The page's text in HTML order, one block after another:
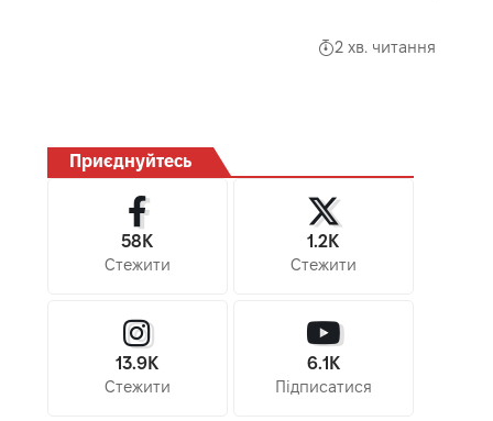
2 хв. читання
Приєднуйтесь
58K
Стежити
1.2K
Стежити
13.9K
Стежити
6.1K
Підписатися